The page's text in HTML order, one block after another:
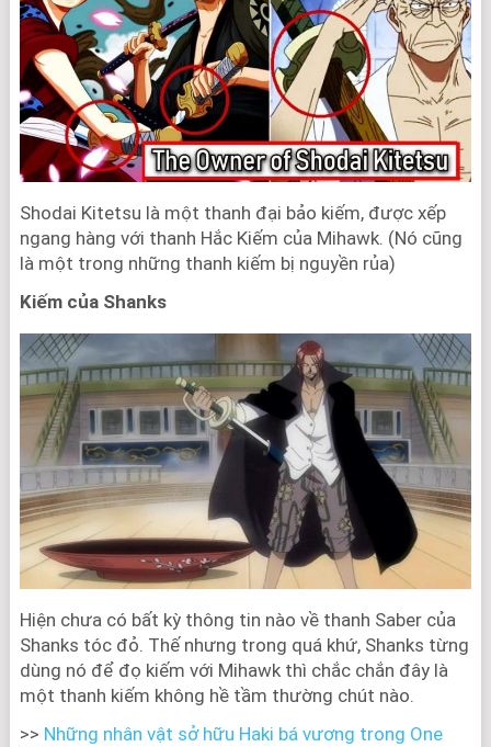
Shodai Kitetsu là một thanh đại bảo kiếm, được xếp
ngang hàng với thanh Hắc Kiếm của Mihawk. (Nó cũng
là một trong những thanh kiếm bị nguyền rủa)
Kiếm của Shanks
Hiện chưa có bất kỳ thông tin nào về thanh Saber của
Shanks tóc đỏ. Thế nhưng trong quá khứ, Shanks từng
dùng nó để đọ kiếm với Mihawk thì chắc chắn đây là
một thanh kiếm không hề tầm thường chút nào.
>> Những nhân vật sở hữu Haki bá vương trong One